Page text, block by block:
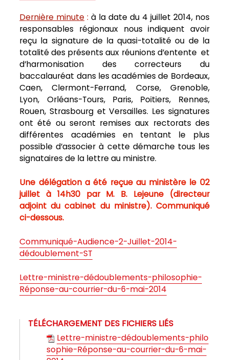
Dernière minute :à la date du 4 juillet 2014, nos
responsables régionaux nous indiquent avoir
reçu la signature de la quasi-totalité ou de la
totalité des présents aux réunions d’entente et
d’harmonisation des correcteurs du
baccalauréat dans les académies de Bordeaux,
Caen, Clermont-Ferrand, Corse, Grenoble,
Lyon, Orléans-Tours, Paris, Poitiers, Rennes,
Rouen, Strasbourg et Versailles. Les signatures
ont été ou seront remises aux rectorats des
différentes académies en tentant le plus
possible d’associer à cette démarche tous les
signataires de la lettre au ministre.
Une délégation a été reçue au ministère le 02
juillet à 14h30 par M. B. Lejeune (directeur
adjoint du cabinet du ministre). Communiqué
ci-dessous.
Communiqué-Audience-2-Juillet-2014-
dédoublement-ST
Lettre-ministre-dédoublements-philosophie-
Réponse-au-courrier-du-6-mai-2014
TÉLÉCHARGEMENT DES FICHIERS LIÉS
Lettre-ministre-dédoublements-philo
sophie-Réponse-au-courrier-du-6-mai-